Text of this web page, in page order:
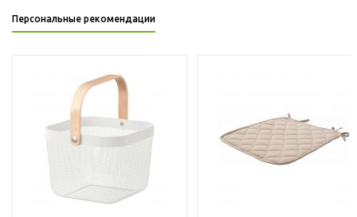
Персональные рекомендации